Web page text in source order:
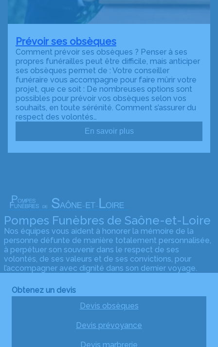
Prévoir ses obsèques
Comment prévoir ses obsèques ? Penser à ses
propres funérailles peut être difficile, mais anticiper
ses obsèques permet de : Votre conseiller
funéraire vous accompagne pour faire mûrir votre
projet, que ce soit : De nombreuses options sont
possibles pour prévoir vos obsèques selon vos
souhaits, en toute sérénité. Comment s’assurer du
respect des volontés…
En savoir plus
Pompes Funèbres de Saône-et-Loire
Nos équipes vous aident à honorer la mémoire de la
personne défunte de manière totalement personnalisée,
à perpétuer son souvenir dans le respect de ses
volontés, de ses valeurs et de ses convictions, pour
l’accompagner avec dignité dans son dernier voyage.
Obtenez un devis
Devis obsèques
Devis prévoyance
Devis marbrerie